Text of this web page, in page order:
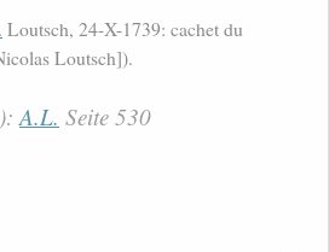
Loutsch, 24-X-1739: cachet du
Loutsch]).
A.L. Seite 530